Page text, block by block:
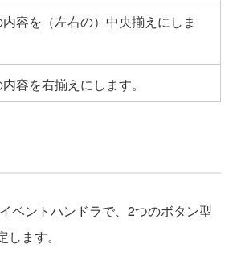
容を（左右の）中央揃えにしま
容を右揃えにします。
ベントハンドラで、2つのボタン型
ます。